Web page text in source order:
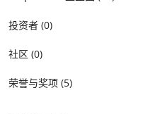
投资者 (0)
社区 (0)
荣誉与奖项 (5)